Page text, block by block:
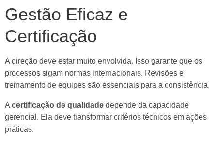
Gestão Eficaz e
Certificação
A direção deve estar muito envolvida. Isso garante que os
processos sigam normas internacionais. Revisões e
treinamento de equipes são essenciais para a consistência.
A certificação de qualidade depende da capacidade
gerencial. Ela deve transformar critérios técnicos em ações
práticas.